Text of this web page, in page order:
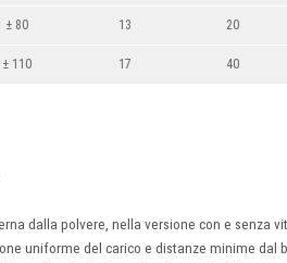
± 80 13 20
± 110 17 40
dalla polvere, nella versione con e senza
uniforme del carico e distanze minime dal